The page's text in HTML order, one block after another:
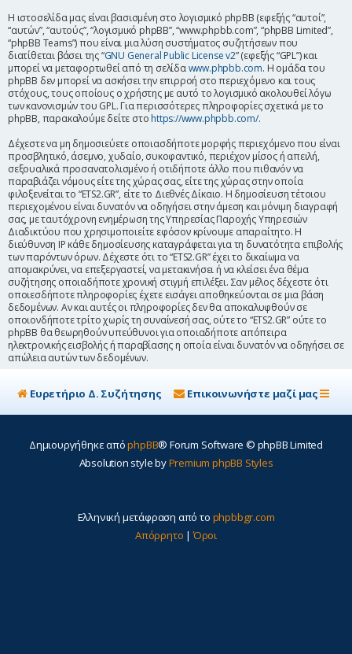
Η ιστοσελίδα μας είναι βασισμένη στο λογισμικό phpBB (εφεξής “αυτοί”,
“αυτών”, “αυτούς”, “λογισμικό phpBB”, “www.phpbb.com”, “phpBB Limited”,
“phpBB Teams”) που είναι μια λύση συστήματος συζητήσεων που
διατίθεται βάσει της “GNU General Public License v2” (εφεξής “GPL”) και
μπορεί να μεταφορτωθεί από τη σελίδαwww.phpbb.com. Η ομάδα του
phpBB δεν μπορεί να ασκήσει την επιρροή στο περιεχόμενο και τους
στόχους, τους οποίους ο χρήστης με αυτό το λογισμικό ακολουθεί λόγω
των κανονισμών του GPL. Για περισσότερες πληροφορίες σχετικά με το
phpBB, παρακαλούμε δείτε στο https://www.phpbb.com/.
Δέχεστε να μη δημοσιεύετε οποιασδήποτε μορφής περιεχόμενο που είναι
προσβλητικό, άσεμνο, χυδαίο, συκοφαντικό, περιέχον μίσος ή απειλή,
σεξουαλικά προσανατολισμένο ή οτιδήποτε άλλο που πιθανόν να
παραβιάζει νόμους είτε της χώρας σας, είτε της χώρας στην οποία
φιλοξενείται το “ETS2.GR”, είτε το Διεθνές Δίκαιο. Η δημοσίευση τέτοιου
περιεχομένου είναι δυνατόν να οδηγήσει στην άμεση και μόνιμη διαγραφή
σας, με ταυτόχρονη ενημέρωση της Υπηρεσίας Παροχής Υπηρεσιών
Διαδικτύου που χρησιμοποιείτε εφόσον κρίνουμε απαραίτητο. Η
διεύθυνση IP κάθε δημοσίευσης καταγράφεται για τη δυνατότητα επιβολής
των παρόντων όρων. Δέχεστε ότι το “ETS2.GR” έχει το δικαίωμα να
απομακρύνει, να επεξεργαστεί, να μετακινήσει ή να κλείσει ένα θέμα
συζήτησης οποιαδήποτε χρονική στιγμή επιλέξει. Σαν μέλος δέχεστε ότι
οποιεσδήποτε πληροφορίες έχετε εισάγει αποθηκεύονται σε μια βάση
δεδομένων. Αν και αυτές οι πληροφορίες δεν θα αποκαλυφθούν σε
οποιονδήποτε τρίτο χωρίς τη συναίνεσή σας, ούτε το “ETS2.GR” ούτε το
phpBB θα θεωρηθούν υπεύθυνοι για οποιαδήποτε απόπειρα
ηλεκτρονικής εισβολής ή παραβίασης η οποία είναι δυνατόν να οδηγήσει σε
απώλεια αυτών των δεδομένων.
Ευρετήριο Δ. Συζήτησης Επικοινωνήστε μαζί μας
Δημιουργήθηκε απόphpBB® Forum Software © phpBB Limited
Absolution style byPremium phpBB Styles
Ελληνική μετάφραση από το phpbbgr.com
Απόρρητο |Όροι